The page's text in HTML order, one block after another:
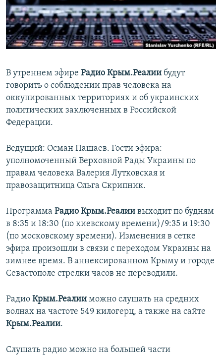
ПОБЕДИТЕЛЕЙ НЕ СУДЯТ?
КРЫМ.НЕПОКОРЕННЫЙ
ELIFBE
ПРИСОЕДИНЯЙТЕСЬ!
Все сайты RFE/RL
В утреннем эфире Радио Крым.Реалии будут
говорить о соблюдении прав человека на
оккупированных территориях и об украинских
политических заключенных в Российской
Федерации.
Ведущий: Осман Пашаев. Гости эфира:
уполномоченный Верховной Рады Украины по
правам человека Валерия Лутковская и
правозащитница Ольга Скрипник.
Программа Радио Крым.Реалии выходит по будням
в 8:35 и 18:30 (по киевскому времени)/9:35 и 19:30
(по московскому времени). Изменения в сетке
эфира произошли в связи с переходом Украины на
зимнее время. В аннексированном Крыму и городе
Севастополе стрелки часов не переводили.
Радио Крым.Реалии можно слушать на средних
волнах на частоте 549 килогерц, а также на сайте
Крым.Реалии.
Слушать радио можно на большей части